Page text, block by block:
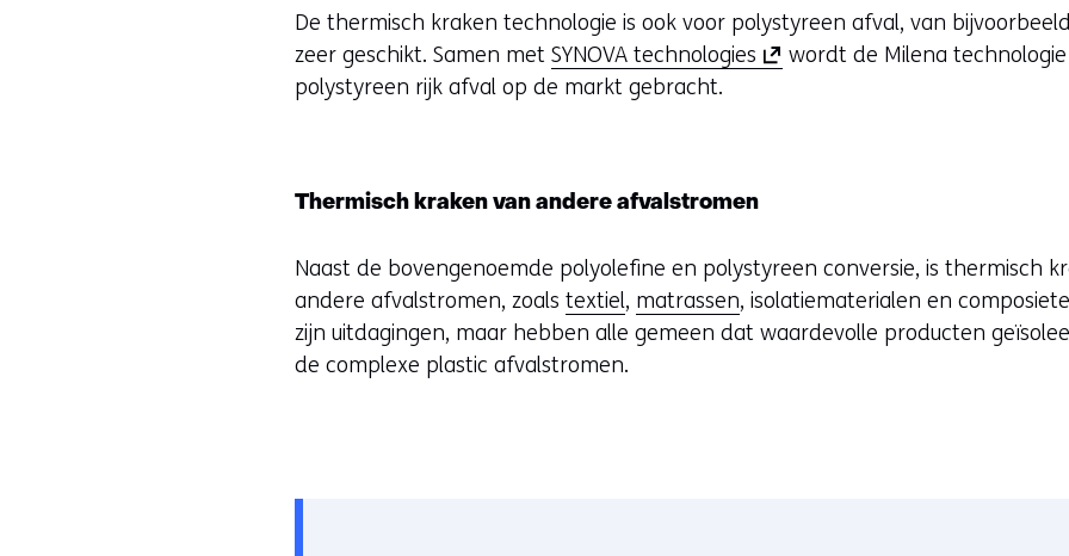
De thermisch kraken technologie is ook voor polystyreen afval, van
zeer geschikt. Samen metSYNOVA technologies
t
n
n
wordt de Milena
polystyreen rijk afval op de markt gebracht.
Thermisch kraken van andere afvalstromen
Naast de bovengenoemde polyolefine en polystyreen conversie, is thermisch
andere afvalstromen, zoalstextiel, matrassen, isolatiematerialen en
zijn uitdagingen, maar hebben alle gemeen dat waardevolle producten
de complexe plastic afvalstromen.